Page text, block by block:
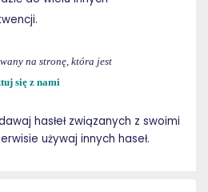
na stronę, która jest
się z nami
hasłeł związanych z swoimi
używaj innych haseł.